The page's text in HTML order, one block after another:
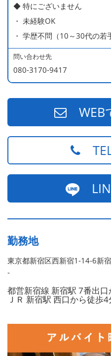
ラブラブな新婚さん）
540万円／店長（20代・入
やる気MAXの2児のお父さん
670万円／統括店長（30代・
頭に3人の子供を持つ一家の
◆ 特にございません
・ 未経験OK
・ 学歴不問（10～30代の若
問い合わせ先
080-3170-9417
WEB
勤務地
東京都新宿区西新宿1-14-6新
-
都営新宿線 新宿駅 7番出
ＪＲ 新宿駅 西口から徒歩4